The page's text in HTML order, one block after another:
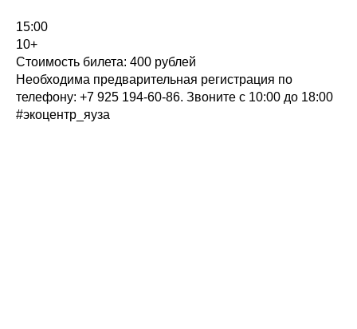
15:00
10+
Стоимость билета: 400 рублей
Необходима предварительная регистрация по
телефону: +7 925 194-60-86. Звоните с 10:00 до 18:00
#экоцентр_яуза